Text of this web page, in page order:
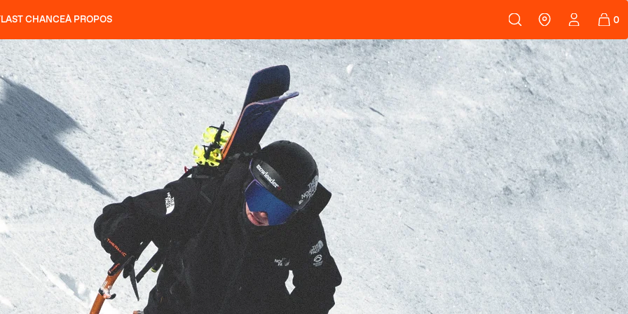
104 LITE
SLAP 112
SLAP 92 SLAP 92
UBAC 102 UBAC 108
COUTEAUX
PEAUX
LAST CHANCEÀ PROPOS
RECHERCHER